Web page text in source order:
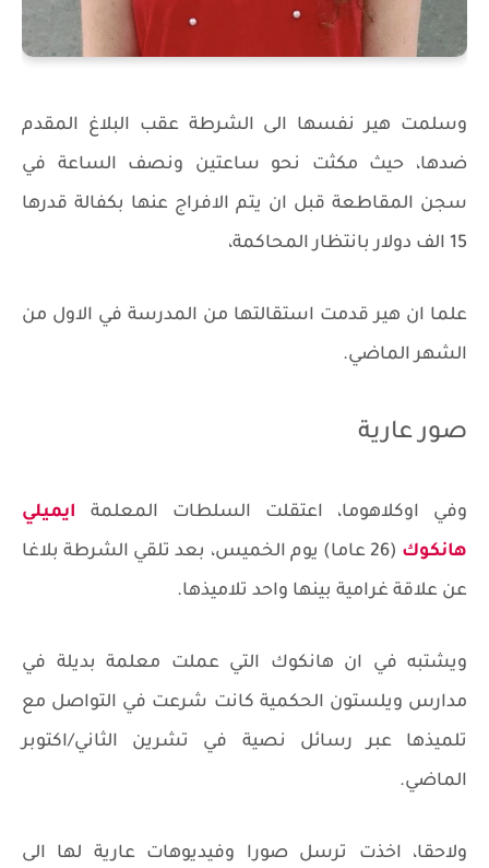
وسلمت هير نفسها الى الشرطة عقب البلاغ المقدم
ضدها، حيث مكثت نحو ساعتين ونصف الساعة في
سجن المقاطعة قبل ان يتم الافراج عنها بكفالة قدرها
15 الف دولار بانتظار المحاكمة،
علما ان هير قدمت استقالتها من المدرسة في الاول من
الشهر الماضي.
صور عارية
وفي اوكلاهوما، اعتقلت السلطات المعلمة
ايميلي
هانكوك
(26 عاما) يوم الخميس، بعد تلقي الشرطة بلاغا
عن علاقة غرامية بينها واحد تلاميذها.
ويشتبه في ان هانكوك التي عملت معلمة بديلة في
مدارس ويلستون الحكمية كانت شرعت في التواصل مع
تلميذها عبر رسائل نصية في تشرين الثاني/اكتوبر
الماضي.
ولاحقا، اخذت ترسل صورا وفيديوهات عارية لها الى